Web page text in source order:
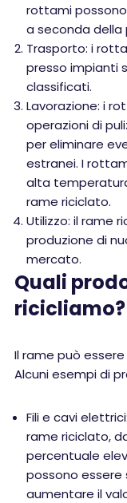
rottami
a seconda della
Trasporto: i
presso impianti
classificati.
Lavorazione: i
operazioni di
per eliminare
estranei. I
alta
rame riciclato.
Utilizzo: il rame
produzione di
mercato.
Quali
ricicliamo?
Il rame può
Alcuni esempi di
Fili e cavi
rame riciclato,
percentuale
possono essere
aumentare il